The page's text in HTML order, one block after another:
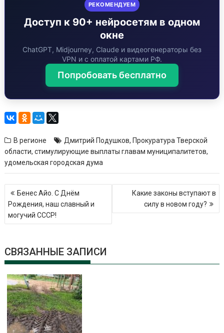
РЕКОМЕНДУЕМ
Доступ к 90+ нейросетям в одном
окне
ChatGPT, Midjourney, Claude и видеогенераторы без
VPN и с оплатой картами РФ.
Попробовать бесплатно
В регионе Дмитрий Подушков, Прокуратура Тверской
области,стимулирующие выплаты главам муниципалитетов,
удомельская городская дума
Навигация
по
записям
Бенес Айо. С Днём
Рождения, наш славный и
могучий СССР!
Какие законы вступают в
силу в новом году?
СВЯЗАННЫЕ ЗАПИСИ